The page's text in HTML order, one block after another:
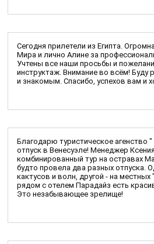
Сегодня прилетели из Египта.
Мира и лично Алине за
Учтены все наши просьбы и
инструктаж. Внимание во всём! Буду
и знакомым. Спасибо, успехов вам и
Благодарю туристическое агенство
отпуск в Венесуэле! Менеджер
комбинированный тур на остравах
будто провела два разных отпуска.
кактусов и волн, другой - на
рядом с отелем Парадайз есть
Это незабывающее зрелище!